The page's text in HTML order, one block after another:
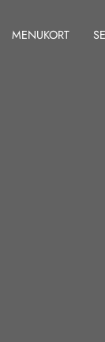
MENUKORT